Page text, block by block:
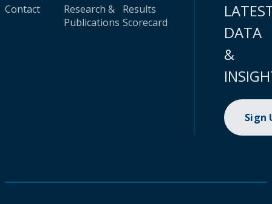
Contact
Research &
Publications
Results
Scorecard
DATA
&
Sign